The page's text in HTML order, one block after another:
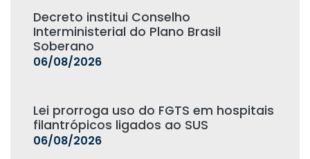
Decreto institui Conselho
Interministerial do Plano Brasil
Soberano
06/08/2026
Lei prorroga uso do FGTS em hospitais
filantrópicos ligados ao SUS
06/08/2026